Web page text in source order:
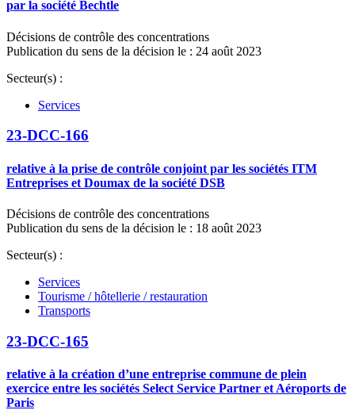
par la société Bechtle
Décisions de contrôle des concentrations
Publication du sens de la décision le : 24 août 2023
Secteur(s) :
Services
23-DCC-166
relative à la prise de contrôle conjoint par les sociétés ITM
Entreprises et Doumax de la société DSB
Décisions de contrôle des concentrations
Publication du sens de la décision le : 18 août 2023
Secteur(s) :
Services
Tourisme / hôtellerie / restauration
Transports
23-DCC-165
relative à la création d’une entreprise commune de plein
exercice entre les sociétés Select Service Partner et Aéroports de
Paris